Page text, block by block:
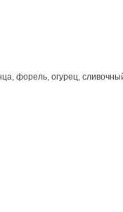
форель, огурец,